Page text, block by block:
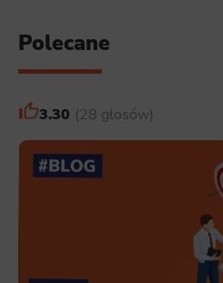
Polecane
3.30 28 głosów